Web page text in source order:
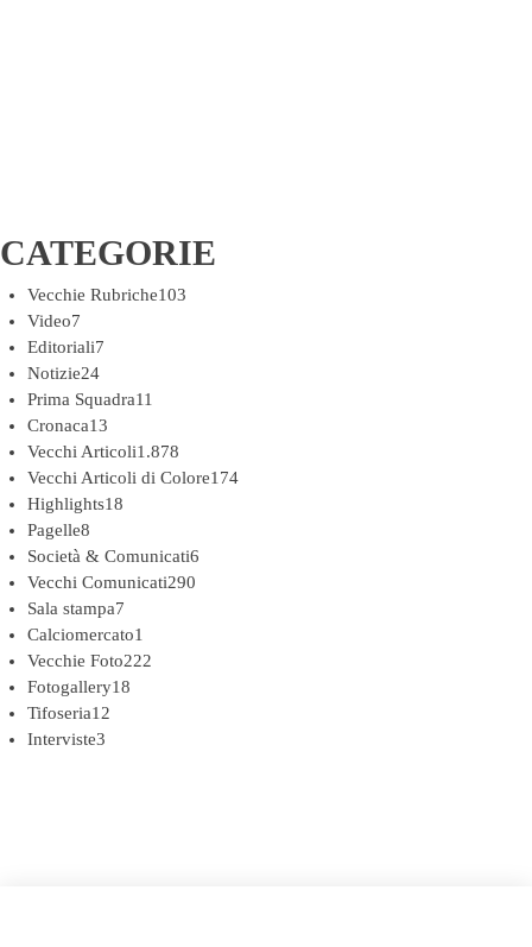
CATEGORIE
Vecchie Rubriche103
Video7
Editoriali7
Notizie24
Prima Squadra11
Cronaca13
Vecchi Articoli1.878
Vecchi Articoli di Colore174
Highlights18
Pagelle8
Società & Comunicati6
Vecchi Comunicati290
Sala stampa7
Calciomercato1
Vecchie Foto222
Fotogallery18
Tifoseria12
Interviste3